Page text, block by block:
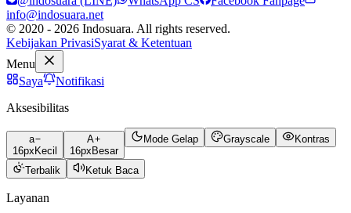
info@indosuara.net
© 2020 - 2026 Indosuara. All rights reserved.
Kebijakan PrivasiSyarat & Ketentuan
Menu
Saya
Notifikasi
Aksesibilitas
a
16px Kecil
A
16px Besar
Mode Gelap Grayscale Kontras
Terbalik Ketuk Baca
Layanan